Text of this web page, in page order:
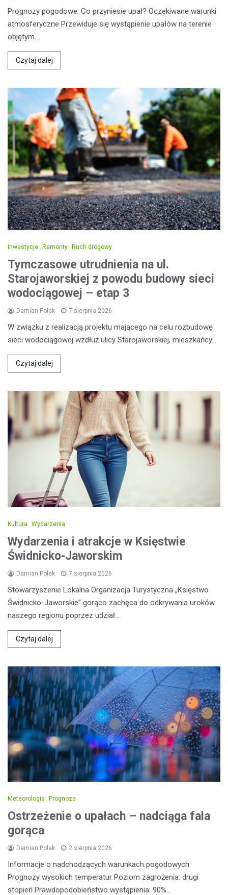
Prognozy pogodowe: Co przyniesie upał? Oczekiwane warunki
atmosferyczne Przewiduje się wystąpienie upałów na terenie
objętym…
Czytaj dalej
Inwestycje Remonty Ruch drogowy
Tymczasowe utrudnienia na ul.
Starojaworskiej z powodu budowy sieci
wodociągowej – etap 3
Damian Polak 7 sierpnia 2026
W związku z realizacją projektu mającego na celu rozbudowę
sieci wodociągowej wzdłuż ulicy Starojaworskiej, mieszkańcy…
Czytaj dalej
Kultura Wydarzenia
Wydarzenia i atrakcje w Księstwie
Świdnicko-Jaworskim
Damian Polak 7 sierpnia 2026
Stowarzyszenie Lokalna Organizacja Turystyczna „Księstwo
Świdnicko-Jaworskie” gorąco zachęca do odkrywania uroków
naszego regionu poprzez udział…
Czytaj dalej
Meteorologia Prognoza
Ostrzeżenie o upałach – nadciąga fala
gorąca
Damian Polak 2 sierpnia 2026
Informacje o nadchodzących warunkach pogodowych
Prognozy wysokich temperatur Poziom zagrożenia: drugi
stopień Prawdopodobieństwo wystąpienia: 90%…